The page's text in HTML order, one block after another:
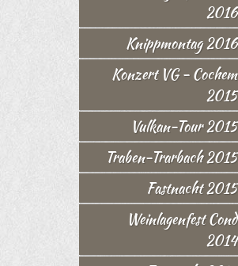
2016
Knippmontag 2016
Konzert VG - Cochem
2015
Vulkan-Tour 2015
Traben-Trarbach 2015
Fastnacht 2015
Weinlagenfest Cond
2014